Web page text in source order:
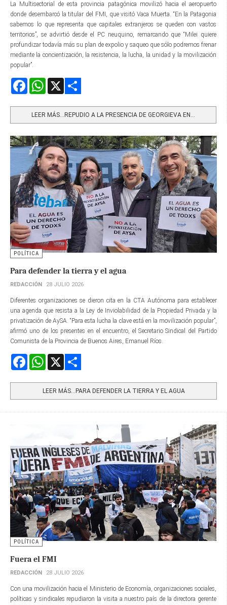
La Multisectorial de esta provincia patagónica movilizó hacia el aeropuerto
donde desembarcó la titular del FMI, que visitó Vaca Muerta. “En la Patagonia
sabemos lo que representa que capitales extranjeros se queden con vastos
territorios”, se advirtió desde el PC neuquino, remarcando que “Milei quiere
profundizar todavía más su plan de expolio y saqueo que sólo podremos frenar
mediante la concientización, la resistencia, la lucha, la unidad y la movilización
popular”.
FacebookWhatsApp
LEER MÁS…REPUDIO A LA PRESENCIA DE GEORGIEVA EN...
POLÍTICA
Para defender la tierra y el agua
REDACCIÓN 28 JULIO 2026
Diferentes organizaciones se dieron cita en la CTA Autónoma para establecer
una agenda que resista a la Ley de Inviolabilidad de la Propiedad Privada y la
privatización de AySA. “Para esta lucha la clave está en la movilización popular”,
afirmó uno de los presentes en el encuentro, el Secretario Sindical del Partido
Comunista de la Provincia de Buenos Aires, Emanuel Ríos.
FacebookWhatsApp
LEER MÁS…PARA DEFENDER LA TIERRA Y EL AGUA
POLÍTICA
Fuera el FMI
REDACCIÓN 28 JULIO 2026
Con una movilización hacia el Ministerio de Economía, organizaciones sociales,
políticas y sindicales repudiaron la visita a nuestro país de la directora gerente​